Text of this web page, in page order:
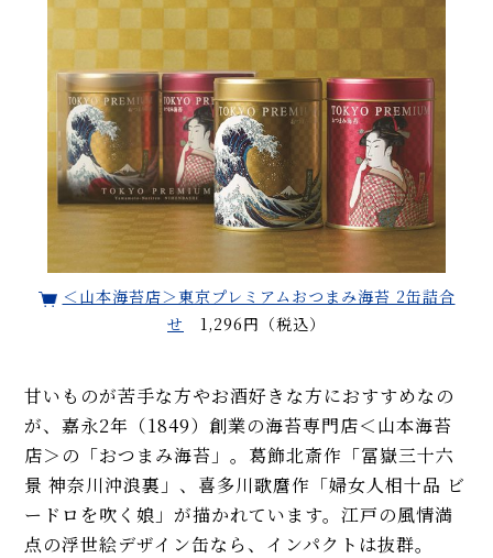
＜山本海苔店＞東京プレミアムおつまみ海苔 2缶詰合
せ 1,296円（税込）
甘いものが苦手な方やお酒好きな方におすすめなの
が、嘉永2年（1849）創業の海苔専門店＜山本海苔
店＞の「おつまみ海苔」。葛飾北斎作「冨嶽三十六
景 神奈川沖浪裏」、喜多川歌麿作「婦女人相十品 ビ
ードロを吹く娘」が描かれています。江戸の風情満
点の浮世絵デザイン缶なら、インパクトは抜群。